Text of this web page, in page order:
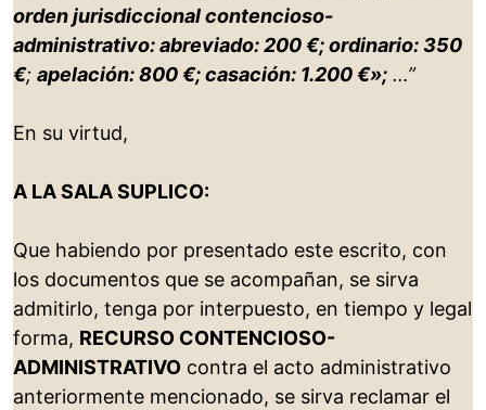
orden jurisdiccional contencioso-
administrativo: abreviado: 200 €; ordinario: 350
€; apelación: 800 €; casación: 1.200 €»; …”
En su virtud,
A LA SALA SUPLICO:
Que habiendo por presentado este escrito, con
los documentos que se acompañan, se sirva
admitirlo, tenga por interpuesto, en tiempo y legal
forma, RECURSO CONTENCIOSO-
ADMINISTRATIVO contra el acto administrativo
anteriormente mencionado, se sirva reclamar el